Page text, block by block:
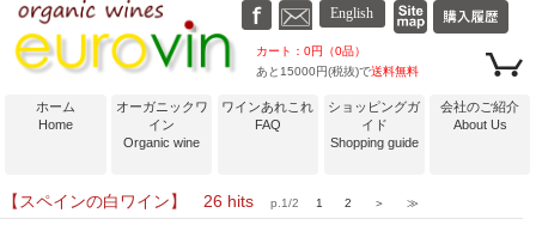
カート：0円（0品）
あと15000円(税抜)で送料無料
ホーム
Home
オーガニックワ
イン
Organic wine
ワインあれこれ
FAQ
ショッピングガ
イド
Shopping guide
会社のご紹介
About Us
【スペインの白ワイン】 26 hitsp.1/2 1 2 ＞ ≫